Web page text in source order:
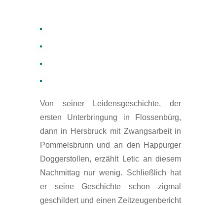
Von seiner Leidensgeschichte, der
ersten Unterbringung in Flossenbürg,
dann in Hersbruck mit Zwangsarbeit in
Pommelsbrunn und an den Happurger
Doggerstollen, erzählt Letic an diesem
Nachmittag nur wenig. Schließlich hat
er seine Geschichte schon zigmal
geschildert und einen Zeitzeugenbericht